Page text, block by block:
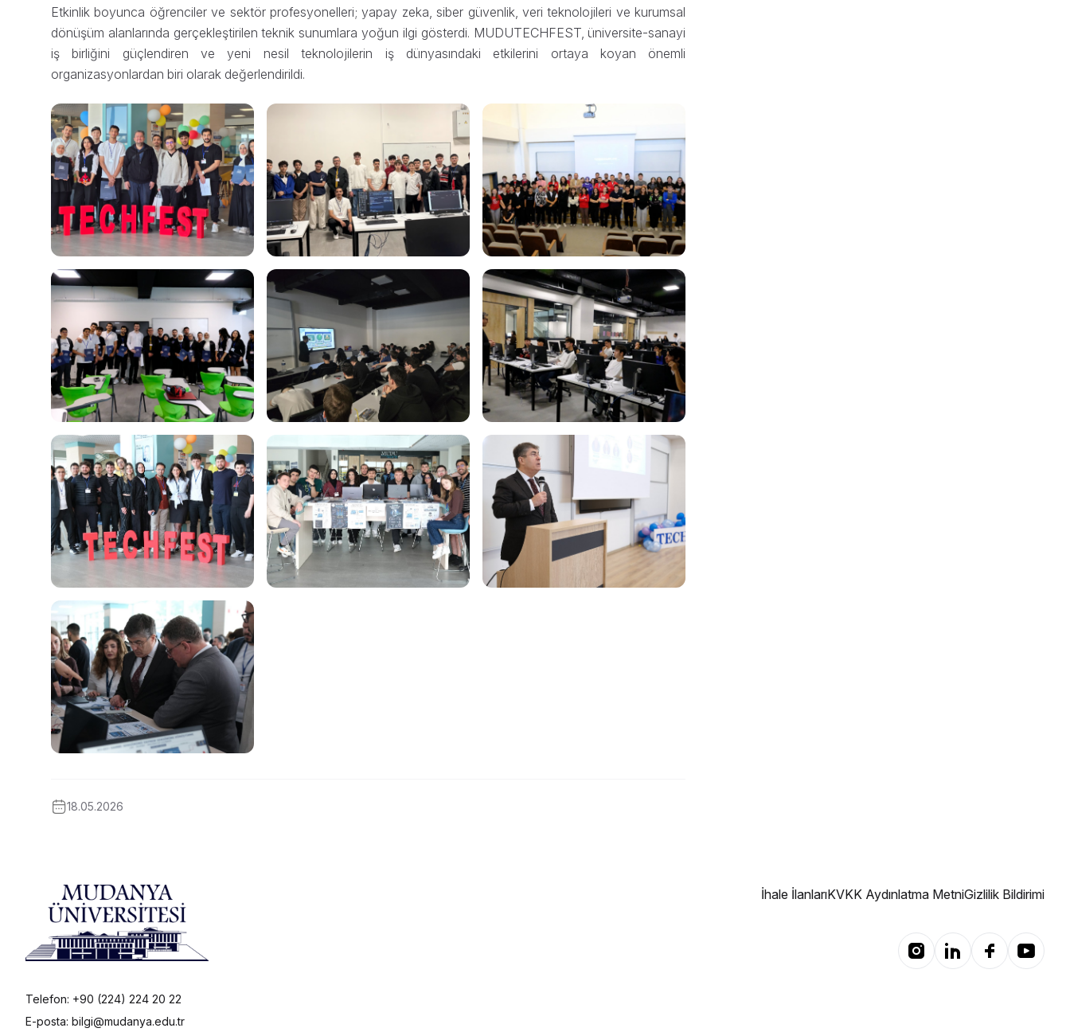
Etkinlik boyunca öğrenciler ve sektör profesyonelleri; yapay zeka, siber güvenlik, veri teknolojileri ve kurumsal
dönüşüm alanlarında gerçekleştirilen teknik sunumlara yoğun ilgi gösterdi. MUDUTECHFEST, üniversite-sanayi
iş birliğini güçlendiren ve yeni nesil teknolojilerin iş dünyasındaki etkilerini ortaya koyan önemli
organizasyonlardan biri olarak değerlendirildi.
18.05.2026
Telefon: +90 (224) 224 20 22
E-posta: bilgi@mudanya.edu.tr
İhale İlanlarıKVKK Aydınlatma MetniGizlilik Bildirimi